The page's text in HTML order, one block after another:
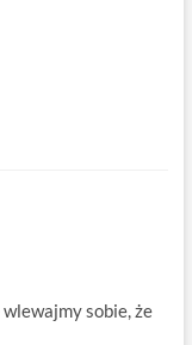
sobie, że